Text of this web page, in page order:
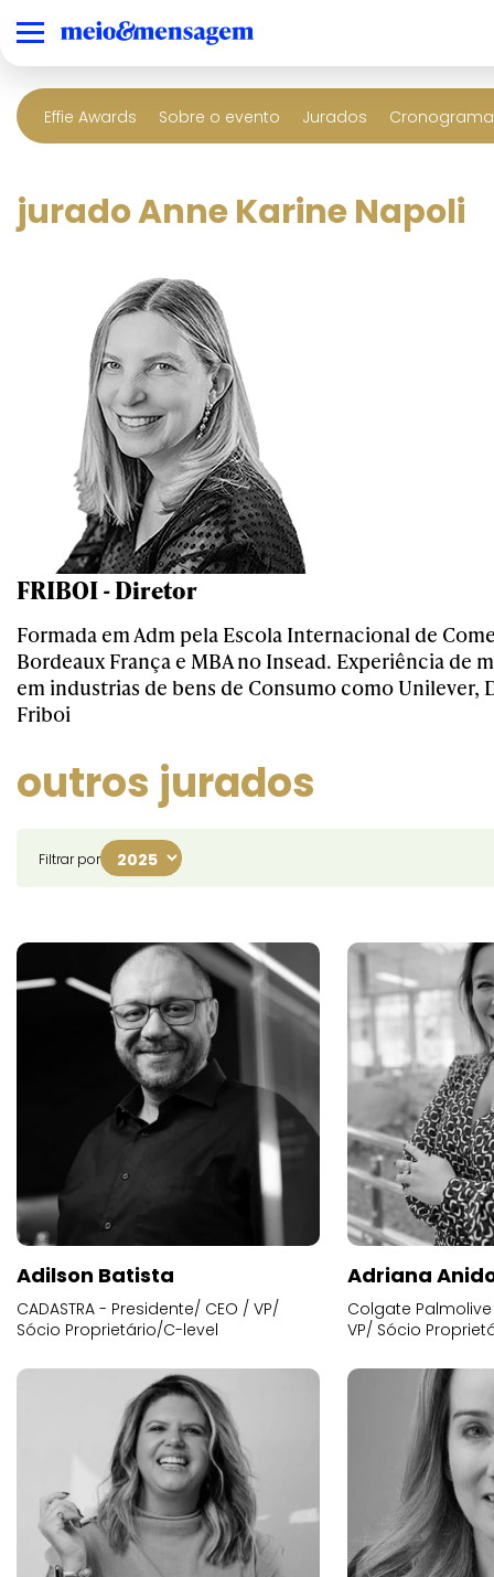
Effie Awards Sobre o evento Jurados
jurado Anne Karine Napoli
FRIBOI - Diretor
Formada em Adm pela Escola Internacional de
Bordeaux França e MBA no Insead. Experiência de
em industrias de bens de Consumo como Unilever,
Friboi
outros jurados
Filtrar por
Adilson Batista
CADASTRA - Presidente/ CEO / VP/
Sócio Proprietário/C-level
Adriana
Colgate
VP/ Sócio